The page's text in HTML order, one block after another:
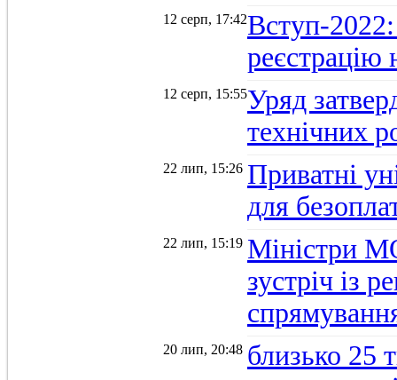
12 серп, 17:42Вступ-
12 серп, 15:55Уряд
технічних
22 лип, 15:26 Приватні
для
22 лип, 15:19 Міністри
зустріч із
20 лип, 20:48 близько 25